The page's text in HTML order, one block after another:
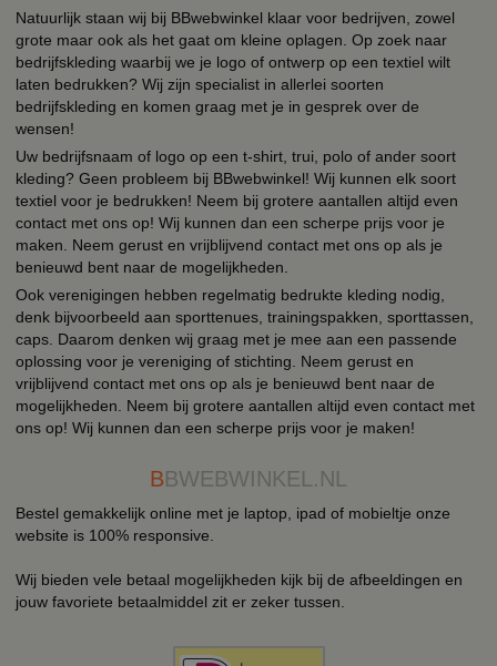
Natuurlijk staan wij bij BBwebwinkel klaar voor bedrijven, zowel
grote maar ook als het gaat om kleine oplagen. Op zoek naar
bedrijfskleding waarbij we je logo of ontwerp op een textiel wilt
laten bedrukken? Wij zijn specialist in allerlei soorten
bedrijfskleding en komen graag met je in gesprek over de
wensen!
Uw bedrijfsnaam of logo op een t-shirt, trui, polo of ander soort
kleding? Geen probleem bij BBwebwinkel! Wij kunnen elk soort
textiel voor je bedrukken! Neem bij grotere aantallen altijd even
contact met ons op! Wij kunnen dan een scherpe prijs voor je
maken. Neem gerust en vrijblijvend contact met ons op als je
benieuwd bent naar de mogelijkheden.
Ook verenigingen hebben regelmatig bedrukte kleding nodig,
denk bijvoorbeeld aan sporttenues, trainingspakken, sporttassen,
caps. Daarom denken wij graag met je mee aan een passende
oplossing voor je vereniging of stichting. Neem gerust en
vrijblijvend contact met ons op als je benieuwd bent naar de
mogelijkheden. Neem bij grotere aantallen altijd even contact met
ons op! Wij kunnen dan een scherpe prijs voor je maken!
BBWEBWINKEL.NL
Bestel gemakkelijk online met je laptop, ipad of mobieltje onze
website is 100% responsive.
Wij bieden vele betaal mogelijkheden kijk bij de afbeeldingen en
jouw favoriete betaalmiddel zit er zeker tussen.